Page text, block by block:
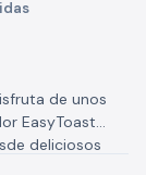
de unos
EasyToast
deliciosos